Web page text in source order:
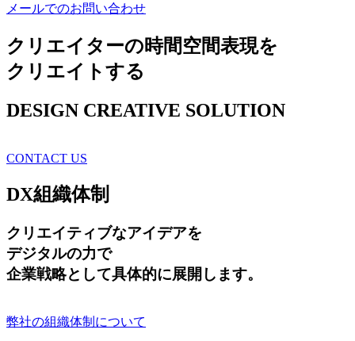
メールでのお問い合わせ
クリエイターの時間空間表現を
クリエイトする
DESIGN CREATIVE SOLUTION
CONTACT US
DX組織体制
クリエイティブなアイデアを
デジタルの力で
企業戦略として具体的に展開します。
弊社の組織体制について